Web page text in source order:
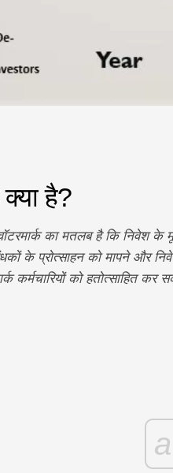
क्या है?
का मतलब है कि निवेश के
के प्रोत्साहन को मापने और
कर्मचारियों को हतोत्साहित कर